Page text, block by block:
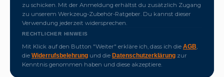
zu schicken. Mit der Anmeldung erhältst du zusätzlich Zugang
zu unserem Werkzeug-Zubehör-Ratgeber. Du kannst dieser
Verwendung jederzeit widersprechen.
RECHTLICHER HINWEIS
Mit Klick auf den Button "Weiter" erkläre ich, dass ich die AGB
die Widerrufsbelehrung und die Datenschutzerklärung zur
Kenntnis genommen haben und diese akzeptiere.